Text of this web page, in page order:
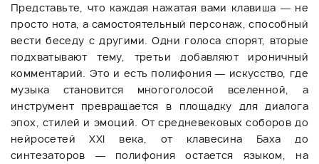
Представьте, что каждая нажатая вами клавиша — не
просто нота, а самостоятельный персонаж, способный
вести беседу с другими. Одни голоса спорят, вторые
подхватывают тему, третьи добавляют ироничный
комментарий. Это и есть полифония — искусство, где
музыка становится многоголосой вселенной, а
инструмент превращается в площадку для диалога
эпох, стилей и эмоций. От средневековых соборов до
нейросетей XXI века, от клавесина Баха до
синтезаторов — полифония остается языком, на